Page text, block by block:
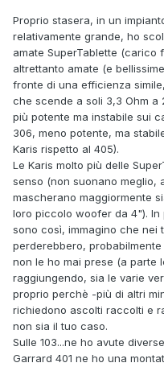
Proprio stasera, in un
relativamente grande, ho
amate SuperTablette (carico
altrettanto amate (e
fronte di una efficienza
che scende a soli 3,3 Ohm a
più potente ma instabile sui
306, meno potente, ma
Karis rispetto al 405).
Le Karis molto più delle
senso (non suonano meglio,
mascherano maggiormente
loro piccolo woofer da 4").
sono così, immagino che nei
perderebbero,
non le ho mai prese (a parte
raggiungendo, sia le varie
proprio perchè -più di altri
richiedono ascolti raccolti e
non sia il tuo caso.
Sulle 103...ne ho avute
Garrard 401 ne ho una